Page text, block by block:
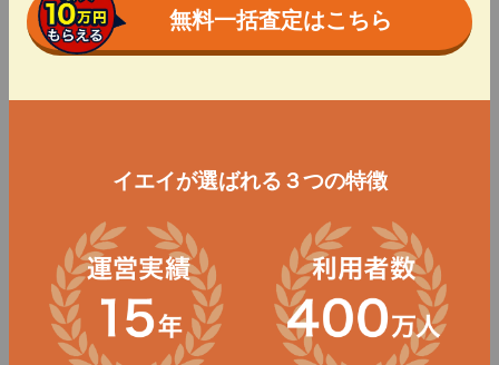
無料一括査定はこちら
イエイが選ばれる３つの特徴